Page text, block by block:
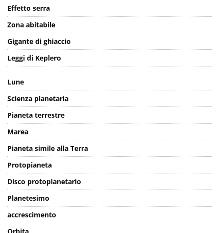
Effetto serra
Zona abitabile
Gigante di ghiaccio
Leggi di Keplero
Lune
Scienza planetaria
Pianeta terrestre
Marea
Pianeta simile alla Terra
Protopianeta
Disco protoplanetario
Planetesimo
accrescimento